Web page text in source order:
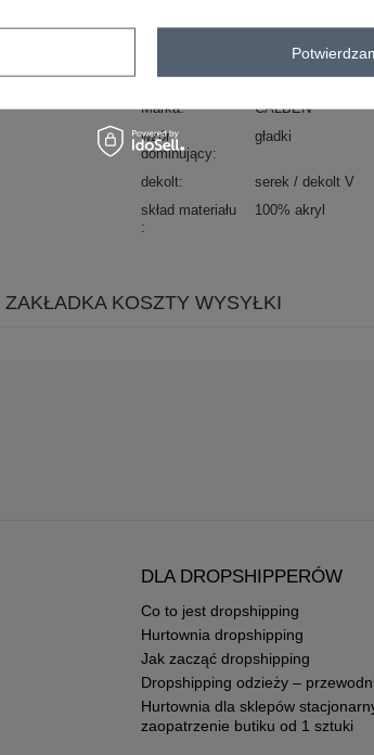
Kod produktu
CA-TP-1458.42P
Marka
CALBEN
wzór
dominujący
gładki
dekolt
serek / dekolt V
skład materiału
100% akryl
ZAKŁADKA KOSZTY WYSYŁKI
DLA DROPSHIPPERÓW
Co to jest dropshipping
Hurtownia dropshipping
Jak zacząć dropshipping
Dropshipping odzieży –
Hurtownia dla sklepów
zaopatrzenie butiku od 1 sztuki